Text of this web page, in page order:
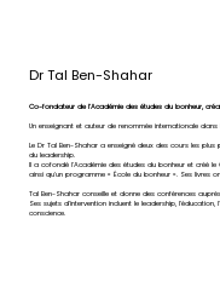
Dr Tal Ben-Shahar
Co-fondateur de l'Académie des études du bonheur,
Un enseignant et auteur de renommée internationale
Le Dr Tal Ben-Shahar a enseigné deux des cours les
du leadership.
Il a cofondé l'Académie des études du bonheur et créé
ainsi qu'un programme « École du bonheur ». Ses livres
Tal Ben-Shahar conseille et donne des conférences
Ses sujets d'intervention incluent le leadership,
conscience.